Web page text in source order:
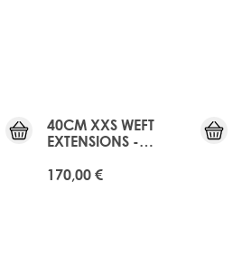
40CM XXS WEFT
EXTENSIONS -
170,00 €